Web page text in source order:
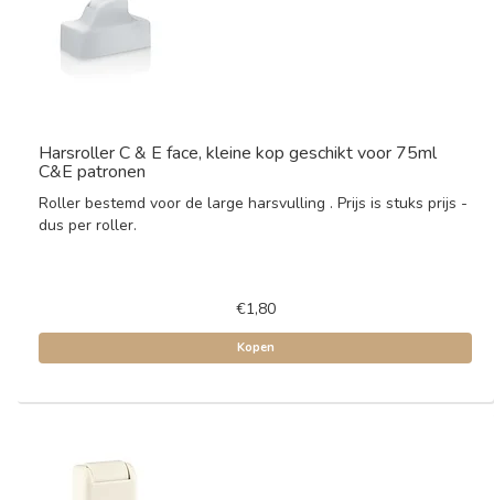
Harsroller C & E face, kleine kop geschikt voor 75ml
C&E patronen
Roller bestemd voor de large harsvulling . Prijs is stuks prijs -
dus per roller.
€1,80
Kopen